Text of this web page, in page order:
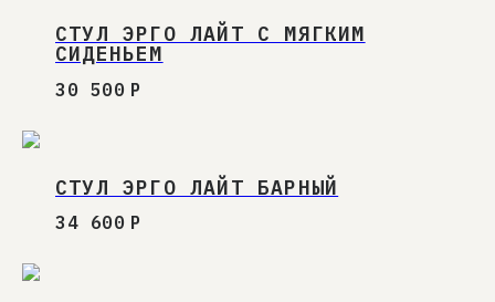
СТУЛ ЭРГО ЛАЙТ С МЯГКИМ
СИДЕНЬЕМ
30 500 Р
СТУЛ ЭРГО ЛАЙТ БАРНЫЙ
34 600 Р